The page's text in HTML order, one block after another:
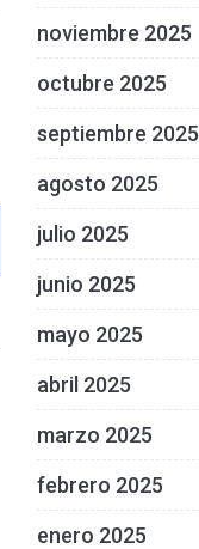
noviembre 2025
octubre 2025
septiembre 2025
agosto 2025
julio 2025
junio 2025
mayo 2025
abril 2025
marzo 2025
febrero 2025
enero 2025